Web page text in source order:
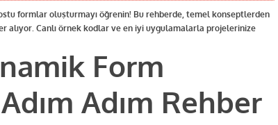
formlar oluşturmayı öğrenin! Bu rehberde, temel konseptlerden
alıyor. Canlı örnek kodlar ve en iyi uygulamalarla projelerinize
Form
Adım Rehber